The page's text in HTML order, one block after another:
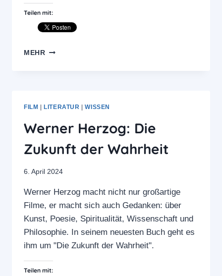
Teilen mit:
MEHRSTREAMING-
FILM LITERATUR |WISSEN
Werner Herzog: Die
Zukunft der Wahrheit
6. April 2024
Werner Herzog macht nicht nur großartige
Filme, er macht sich auch Gedanken: über
Kunst, Poesie, Spiritualität, Wissenschaft und
Philosophie. In seinem neuesten Buch geht es
ihm um "Die Zukunft der Wahrheit".
Teilen mit: